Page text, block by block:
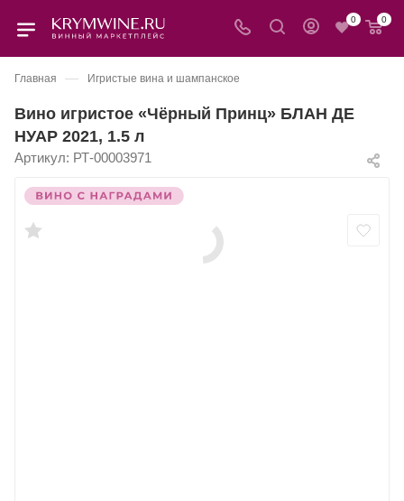
0 0
Главная — Игристые вина и шампанское
Вино игристое «Чёрный Принц» БЛАН ДЕ
НУАР 2021, 1.5 л
Артикул: РТ-00003971